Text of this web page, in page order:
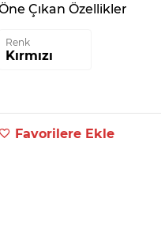
Çıkan Özellikler
Renk
Kırmızı
Favorilere Ekle